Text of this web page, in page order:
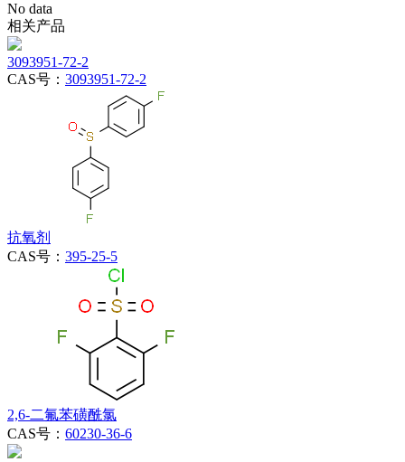
No data
相关产品
3093951-72-2
CAS号： 3093951-72-2
抗氧剂
CAS号： 395-25-5
2,6-二氟苯磺酰氯
CAS号： 60230-36-6